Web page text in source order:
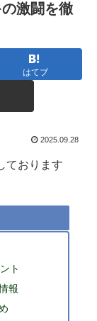
激闘を徹
はてブ
2025.09.28
ております
ト
報